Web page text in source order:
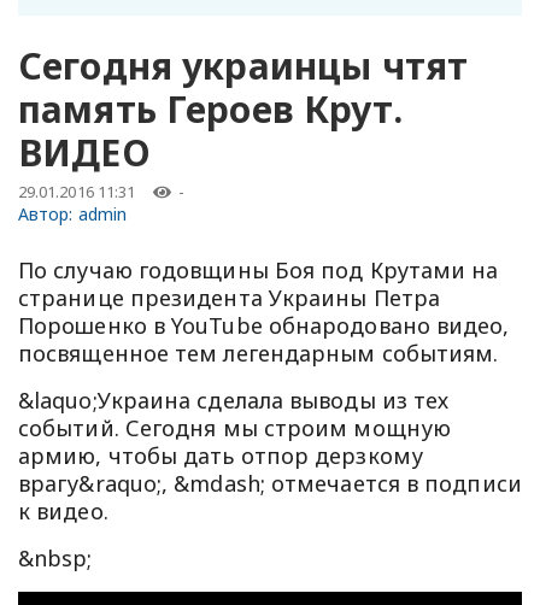
Сегодня украинцы чтят
память Героев Крут.
ВИДЕО
29.01.2016 11:31 -
Автор: admin
По случаю годовщины Боя под Крутами на
странице президента Украины Петра
Порошенко в YouTube обнародовано видео,
посвященное тем легендарным событиям.
&laquo;Украина сделала выводы из тех
событий. Сегодня мы строим мощную
армию, чтобы дать отпор дерзкому
врагу&raquo;, &mdash; отмечается в подписи
к видео.
&nbsp;